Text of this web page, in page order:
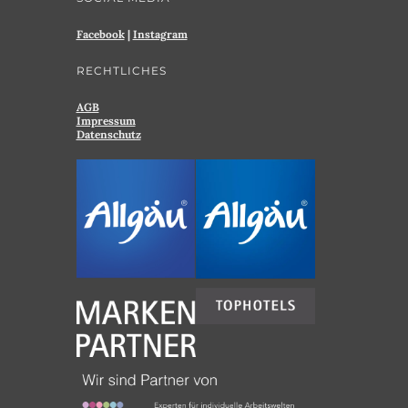
Facebook| Instagram
RECHTLICHES
AGB
Impressum
Datenschutz